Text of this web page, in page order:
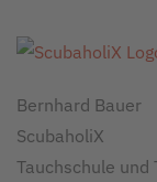
Bernhard Bauer
ScubaholiX
Tauchschule und